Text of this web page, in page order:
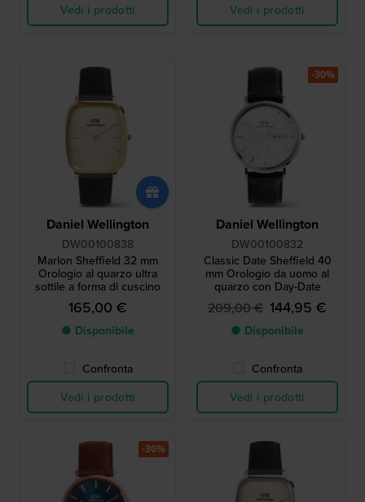
Vedi i prodotti
Vedi i prodotti
Daniel Wellington
DW00100838
Marlon Sheffield 32 mm
Orologio al quarzo ultra
sottile a forma di cuscino
165,00 €
● Disponibile
Confronta
Vedi i prodotti
Daniel Wellington
DW00100832
Classic Date Sheffield 40
mm Orologio da uomo al
quarzo con Day-Date
209,00 € 144,95 €
● Disponibile
Confronta
Vedi i prodotti
-30%
-30%